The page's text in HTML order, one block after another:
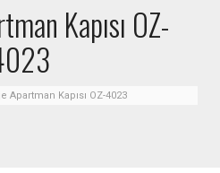
Kapısı OZ-
Apartman Kapısı OZ-4023